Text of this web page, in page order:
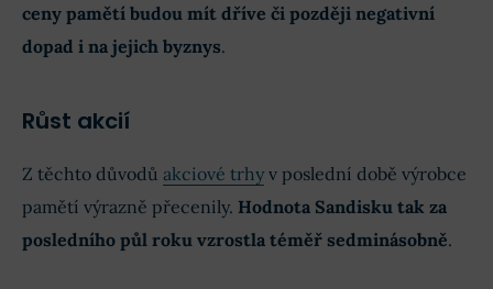
ceny pamětí budou mít dříve či později negativní
dopad i na jejich byznys.
Růst akcií
Z těchto důvodů akciové trhy v poslední době výrobce
pamětí výrazně přecenily. Hodnota Sandisku tak za
posledního půl roku vzrostla téměř sedminásobně.